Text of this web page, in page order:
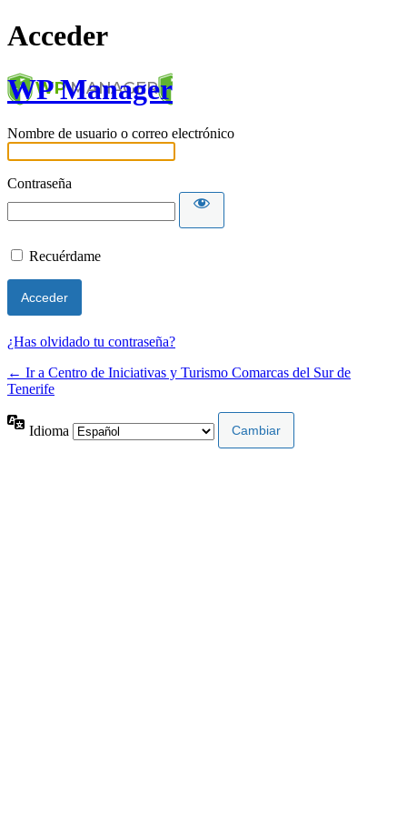
Acceder
WP Manager
Nombre de usuario o correo electrónico
Contraseña
Recuérdame
¿Has olvidado tu contraseña?
← Ir a Centro de Iniciativas y Turismo Comarcas del Sur de
Tenerife
Idioma